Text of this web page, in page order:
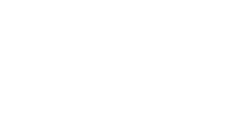
보던 일"…전방위 대응 지시
회와 맞손…수용자·가족 법률지원 확대